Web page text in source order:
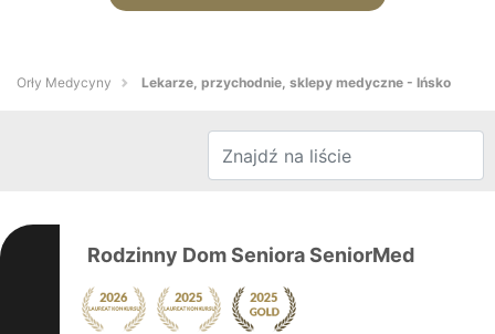
Orły Medycyny Lekarze, przychodnie, sklepy medyczne - Ińsko
Rodzinny Dom Seniora SeniorMed